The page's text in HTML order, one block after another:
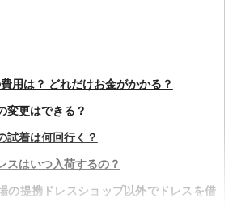
用は？ どれだけお金がかかる？
変更はできる？
試着は何回行く？
スはいつ入荷するの？
の提携ドレスショップ以外でドレスを借